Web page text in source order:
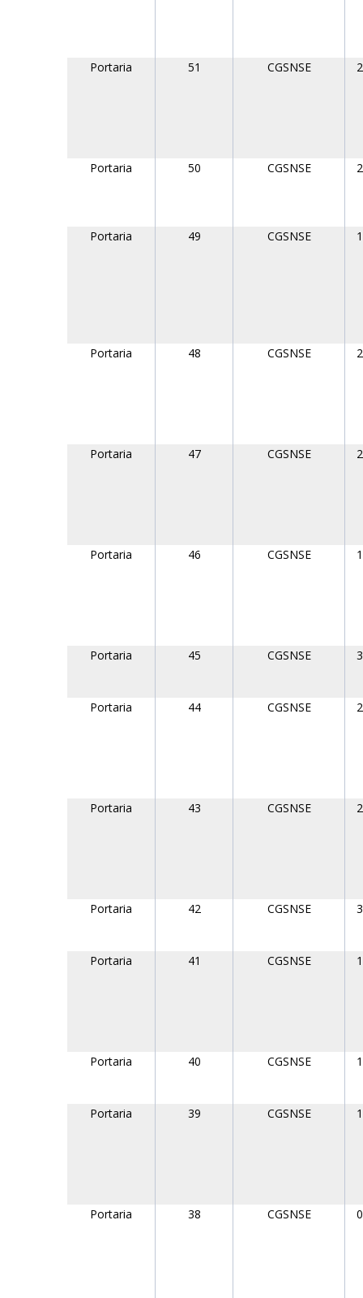
Portaria 51 CGSNSE
Portaria 50 CGSNSE
Portaria 49 CGSNSE
Portaria 48 CGSNSE
Portaria 47 CGSNSE
Portaria 46 CGSNSE
Portaria 45 CGSNSE
Portaria 44 CGSNSE
Portaria 43 CGSNSE
Portaria 42 CGSNSE
Portaria 41 CGSNSE
Portaria 40 CGSNSE
Portaria 39 CGSNSE
Portaria 38 CGSNSE